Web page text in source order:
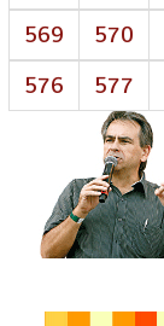
569
570
576
577